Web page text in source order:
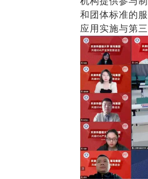
和团体标准的
应用实施与第